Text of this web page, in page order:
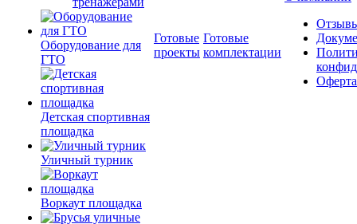
Оборудование для
ГТО
Детская спортивная
площадка
Уличный турник
Воркаут площадка
Готовые
проекты
Готовые
комплектации
Оферта